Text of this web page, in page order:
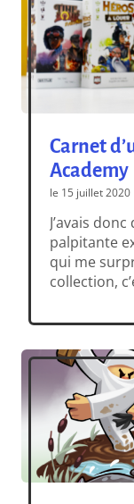
Carnet
Academy
le 15 juillet 2020
J’avais
palpitante
qui me
collection,
des
des
moment